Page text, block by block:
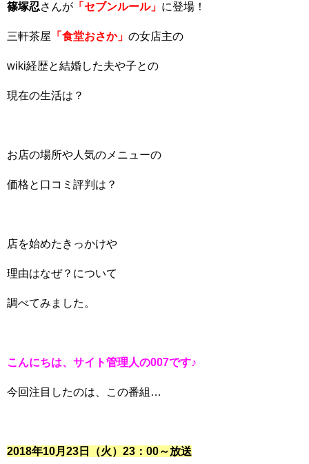
篠塚忍さんが 「セブンルール」 に登場！
三軒茶屋 「食堂おさか」 の女店主の
wiki経歴と結婚した夫や子との
現在の生活は？
お店の場所や人気のメニューの
価格と口コミ評判は？
店を始めたきっかけや
理由はなぜ？について
調べてみました。
こんにちは、サイト管理人の007です♪
今回注目したのは、この番組…
2018年10月23日（火）23：00～放送